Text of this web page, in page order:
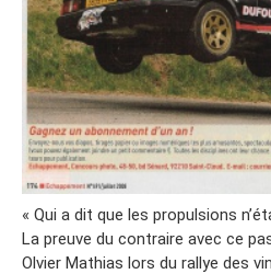
« Qui a dit que les propulsions
La preuve du contraire avec ce
Olvier Mathias lors du rallye des